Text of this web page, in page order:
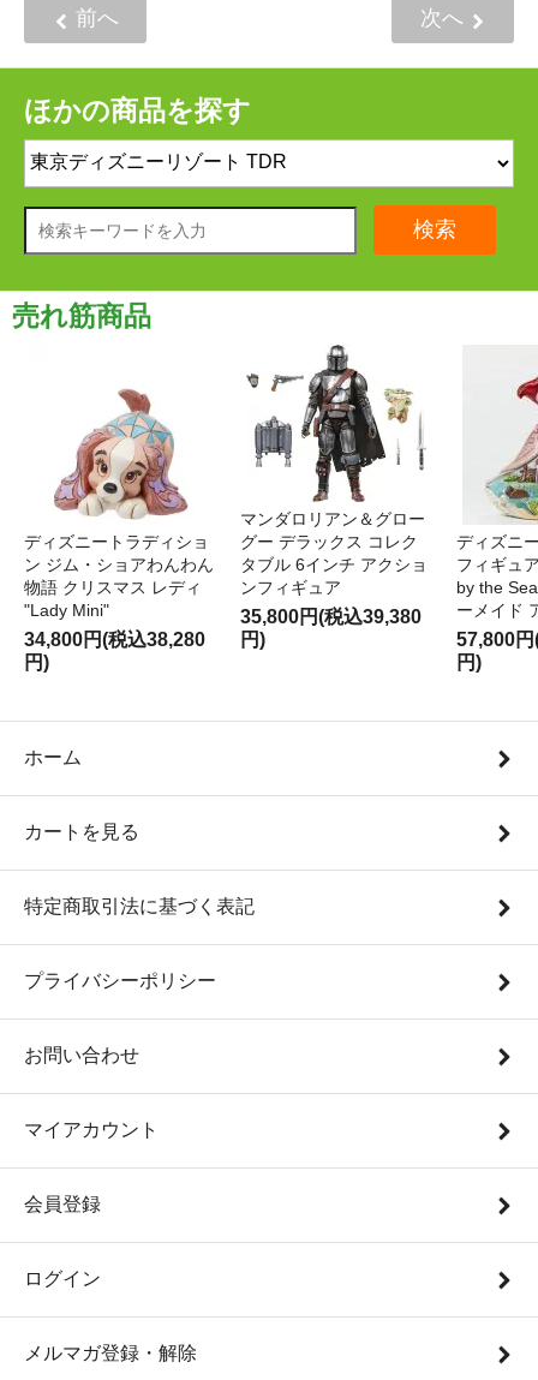
前へ 次へ
ほかの商品を探す
検索
売れ筋商品
ディズニートラディショ
ン ジム・ショアわんわん
物語 クリスマス レディ
"Lady Mini"
34,800円(税込38,280
円)
マンダロリアン＆グロー
グー デラックス コレク
タブル 6インチ アクショ
ンフィギュア
35,800円(税込39,380
円)
ディズニ
フィギュ
by the
ーメイド
57,800
円)
ホーム
カートを見る
特定商取引法に基づく表記
プライバシーポリシー
お問い合わせ
マイアカウント
会員登録
ログイン
メルマガ登録・解除